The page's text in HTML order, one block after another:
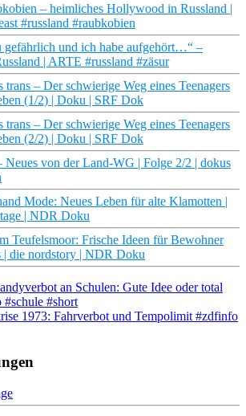
– heimliches Hollywood in Russland |
#russland #raubkobien
gefährlich und ich habe aufgehört…“ –
| ARTE #russland #zäsur
trans – Der schwierige Weg eines Teenagers
(1/2) | Doku | SRF Dok
trans – Der schwierige Weg eines Teenagers
(2/2) | Doku | SRF Dok
Neues von der Land-WG | Folge 2/2 | dokus
Mode: Neues Leben für alte Klamotten |
| NDR Doku
Teufelsmoor: Frische Ideen für Bewohner
| die nordstory | NDR Doku
an Schulen: Gute Idee oder total
#short
1973: Fahrverbot und Tempolimit #zdfinfo